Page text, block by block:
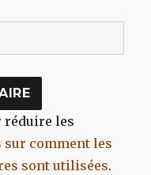
réduire les
sur comment les
sont utilisées.